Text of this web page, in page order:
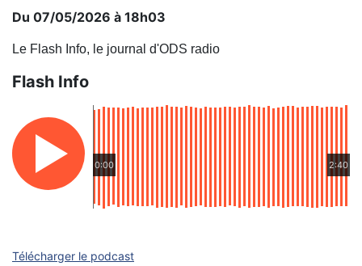
Du 07/05/2026 à 18h03
Le Flash Info, le journal d'ODS radio
Flash Info
0:00 2:40
Télécharger le podcast